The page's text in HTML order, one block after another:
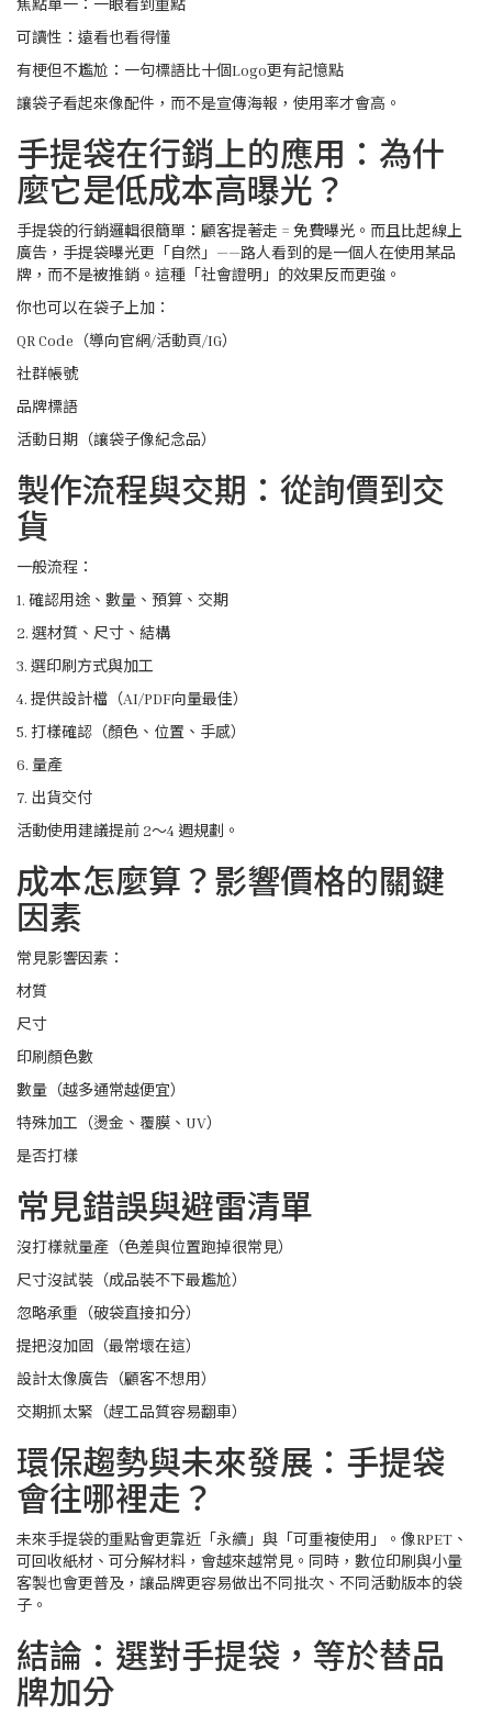
焦點單一：一眼看到重點
可讀性：遠看也看得懂
有梗但不尷尬：一句標語比十個Logo更有記憶點
讓袋子看起來像配件，而不是宣傳海報，使用率才會高。
手提袋在行銷上的應用：為什
麼它是低成本高曝光？
手提袋的行銷邏輯很簡單：顧客提著走 = 免費曝光。而且比起線上
廣告，手提袋曝光更「自然」——路人看到的是一個人在使用某品
牌，而不是被推銷。這種「社會證明」的效果反而更強。
你也可以在袋子上加：
QR Code（導向官網/活動頁/IG）
社群帳號
品牌標語
活動日期（讓袋子像紀念品）
製作流程與交期：從詢價到交
貨
一般流程：
1. 確認用途、數量、預算、交期
2. 選材質、尺寸、結構
3. 選印刷方式與加工
4. 提供設計檔（AI/PDF向量最佳）
5. 打樣確認（顏色、位置、手感）
6. 量產
7. 出貨交付
活動使用建議提前 2～4 週規劃。
成本怎麼算？影響價格的關鍵
因素
常見影響因素：
材質
尺寸
印刷顏色數
數量（越多通常越便宜）
特殊加工（燙金、覆膜、UV）
是否打樣
常見錯誤與避雷清單
沒打樣就量產（色差與位置跑掉很常見）
尺寸沒試裝（成品裝不下最尷尬）
忽略承重（破袋直接扣分）
提把沒加固（最常壞在這）
設計太像廣告（顧客不想用）
交期抓太緊（趕工品質容易翻車）
環保趨勢與未來發展：手提袋
會往哪裡走？
未來手提袋的重點會更靠近「永續」與「可重複使用」。像RPET、
可回收紙材、可分解材料，會越來越常見。同時，數位印刷與小量
客製也會更普及，讓品牌更容易做出不同批次、不同活動版本的袋
子。
結論：選對手提袋，等於替品
牌加分